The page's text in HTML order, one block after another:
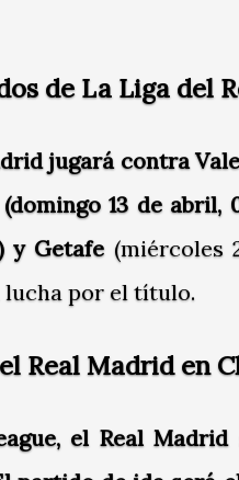
de La Liga del
jugará contra
13 de abril,
y Getafe (miércoles
lucha por el título.
Real Madrid en
el Real